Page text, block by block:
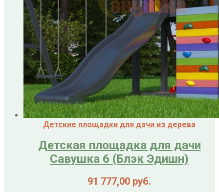
Детские площадки для дачи из дерева
Детская площадка для дачи
Савушка 6 (Блэк Эдишн)
91 777,00 руб.